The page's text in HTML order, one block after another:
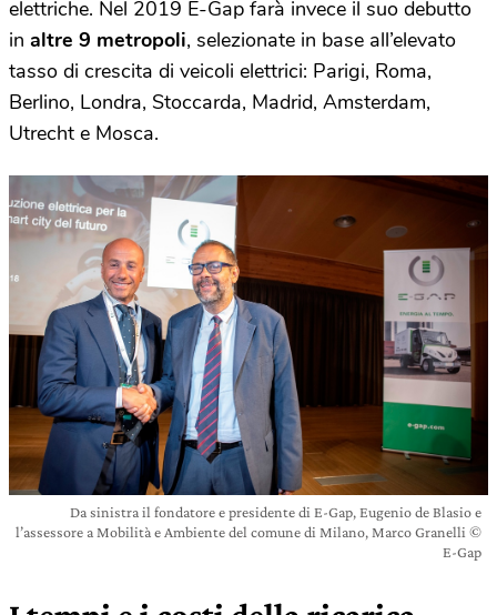
elettriche. Nel 2019 E-Gap farà invece il suo debutto
in altre 9 metropoli, selezionate in base all’elevato
tasso di crescita di veicoli elettrici: Parigi, Roma,
Berlino, Londra, Stoccarda, Madrid, Amsterdam,
Utrecht e Mosca.
Da sinistra il fondatore e presidente di E-Gap, Eugenio de Blasio e
l’assessore a Mobilità e Ambiente del comune di Milano, Marco Granelli ©
E-Gap